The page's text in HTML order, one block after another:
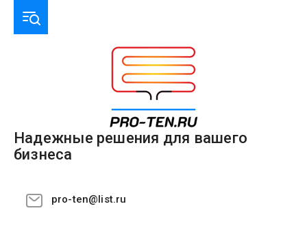
Надежные решения для вашего
бизнеса
pro-ten@list.ru